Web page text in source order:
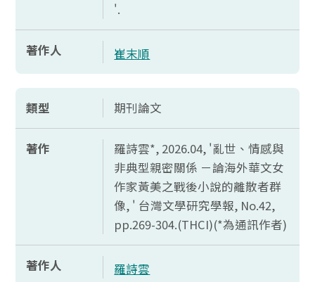
'.
著作人 崔末順
類型 期刊論文
著作
羅詩雲*, 2026.04, '亂世、情感與
非典型親密關係 －論海外華文女
作家黃美之戰後小說的離散者群
像, ' 台灣文學研究學報, No.42,
pp.269-304.(THCI)(*為通訊作者)
著作人 羅詩雲